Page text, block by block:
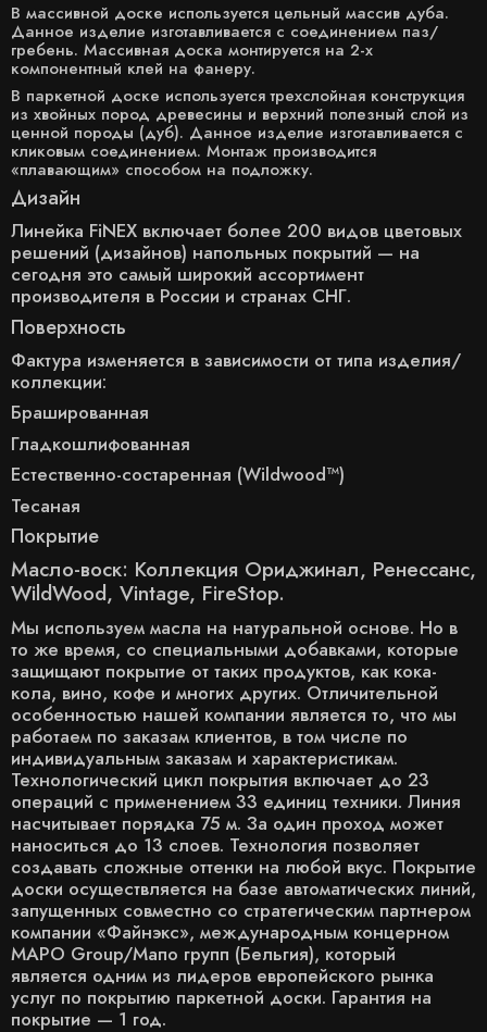
В массивной доске используется цельный массив дуба.
Данное изделие изготавливается с соединением паз/
гребень. Массивная доска монтируется на 2-х
компонентный клей на фанеру.
В паркетной доске используется трехслойная конструкция
из хвойных пород древесины и верхний полезный слой из
ценной породы (дуб). Данное изделие изготавливается с
кликовым соединением. Монтаж производится
«плавающим» способом на подложку.
Дизайн
Линейка FiNEX включает более 200 видов цветовых
решений (дизайнов) напольных покрытий — на
сегодня это самый широкий ассортимент
производителя в России и странах СНГ.
Поверхность
Фактура изменяется в зависимости от типа изделия/
коллекции:
Брашированная
Гладкошлифованная
Естественно-состаренная (Wildwood™)
Тесаная
Покрытие
Масло-воск: Коллекция Ориджинал, Ренессанс,
WildWood, Vintage, FireStop.
Мы используем масла на натуральной основе. Но в
то же время, со специальными добавками, которые
защищают покрытие от таких продуктов, как кока-
кола, вино, кофе и многих других. Отличительной
особенностью нашей компании является то, что мы
работаем по заказам клиентов, в том числе по
индивидуальным заказам и характеристикам.
Технологический цикл покрытия включает до 23
операций с применением 33 единиц техники. Линия
насчитывает порядка 75 м. За один проход может
наноситься до 13 слоев. Технология позволяет
создавать сложные оттенки на любой вкус. Покрытие
доски осуществляется на базе автоматических линий,
запущенных совместно со стратегическим партнером
компании «Файнэкс», международным концерном
MAPO Group/Мапо групп (Бельгия), который
является одним из лидеров европейского рынка
услуг по покрытию паркетной доски. Гарантия на
покрытие — 1 год.